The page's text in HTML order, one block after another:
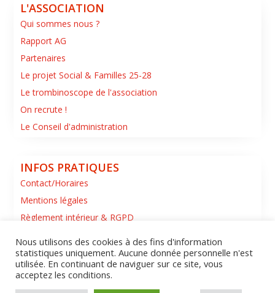
L'ASSOCIATION
Qui sommes nous ?
Rapport AG
Partenaires
Le projet Social & Familles 25-28
Le trombinoscope de l'association
On recrute !
Le Conseil d'administration
INFOS PRATIQUES
Contact/Horaires
Mentions légales
Règlement intérieur & RGPD
Nous utilisons des cookies à des fins d'information
statistiques uniquement. Aucune donnée personnelle n'est
utilisée. En continuant de naviguer sur ce site, vous
acceptez les conditions.